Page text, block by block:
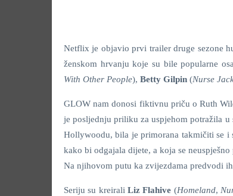
Netflix je objavio prvi trailer druge sezone
ženskom hrvanju koje su bile popularne
With Other People), Betty Gilpin (Nurse
GLOW nam donosi fiktivnu priču o Ruth
je posljednju priliku za uspjehom potražila u
Hollywoodu, bila je primorana takmičiti se i
kako bi odgajala dijete, a koja se
Na njihovom putu ka zvijezdama predvodi
Seriju su kreiraliLiz Flahive (Homeland,